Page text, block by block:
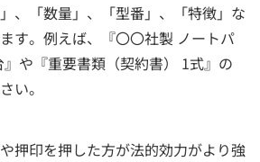
、「数量」、「型番」、「特徴」な
す。例えば、『〇〇社製 ノートパ
』や『重要書類（契約書） 1式』の
い。
押印を押した方が法的効力がより強